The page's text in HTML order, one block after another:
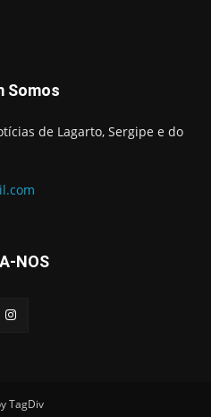
Somos
de Lagarto, Sergipe e do
NOS
TagDiv